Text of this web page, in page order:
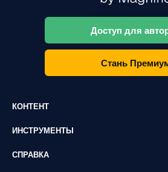
Доступ для
Стань
КОНТЕНТ
ИНСТРУМЕНТЫ
СПРАВКА